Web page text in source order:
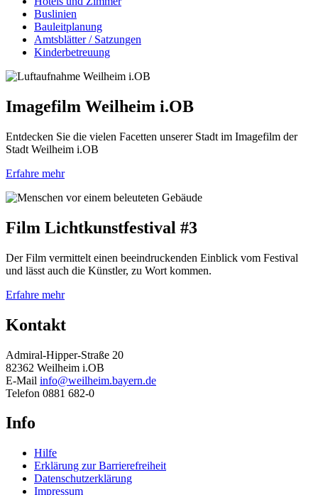
Buslinien
Bauleitplanung
Amtsblätter / Satzungen
Kinderbetreuung
Imagefilm Weilheim i.OB
Entdecken Sie die vielen Facetten unserer Stadt im Imagefilm der
Stadt Weilheim i.OB
Erfahre mehr
Film Lichtkunstfestival #3
Der Film vermittelt einen beeindruckenden Einblick vom Festival
und lässt auch die Künstler, zu Wort kommen.
Erfahre mehr
Kontakt
Admiral-Hipper-Straße 20
82362 Weilheim i.OB
E-Mail info@weilheim.bayern.de
Telefon 0881 682-0
Info
Hilfe
Erklärung zur Barrierefreiheit
Datenschutzerklärung
Impressum